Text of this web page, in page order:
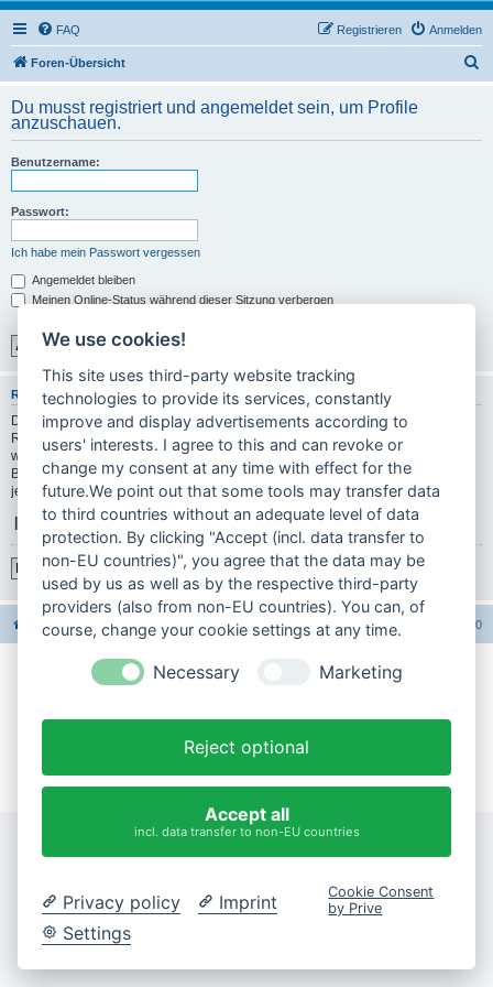
FAQ Anmelden
Registrieren
Foren-Übersicht
h
Du musst registriert und angemeldet sein, um Profile
anzuschauen.
Benutzername:
Passwort:
Ich habe mein Passwort vergessen
Angemeldet bleiben
Meinen Online-Status während dieser Sitzung verbergen
REGISTRIEREN
Du musst in diesem Forum registriert sein, um dich anmelden zu können. Die
Registrierung ist in wenigen Augenblicken erledigt und ermöglicht dir, auf
weitere Funktionen zuzugreifen. Die Board-Administration kann registrierten
Benutzern auch zusätzliche Berechtigungen zuweisen. Bitte beachte auch die
jeweiligen Forenregeln, wenn du dich in diesem Board bewegst.
|
Registrieren
Foren-Übersicht Alle Zeiten sind UTC+02:00
Alle Foren-Cookies löschen
Impressum
Cookie-Einstellungen ändern
We use cookies!
This site uses third-party website tracking
technologies to provide its services, constantly
improve and display advertisements according to
users' interests. I agree to this and can revoke or
change my consent at any time with effect for the
future.We point out that some tools may transfer data
to third countries without an adequate level of data
protection. By clicking "Accept (incl. data transfer to
non-EU countries)", you agree that the data may be
used by us as well as by the respective third-party
providers (also from non-EU countries). You can, of
course, change your cookie settings at any time.
Necessary Marketing
Reject optional
Accept all
incl. data transfer to non-EU countries
Privacy policy
Imprint
Settings
Cookie Consent
by Prive